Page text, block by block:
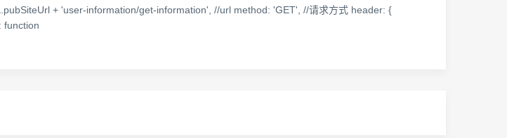
+ 'user-information/get-information', //url method: 'GET', //请求方式 header: {
function